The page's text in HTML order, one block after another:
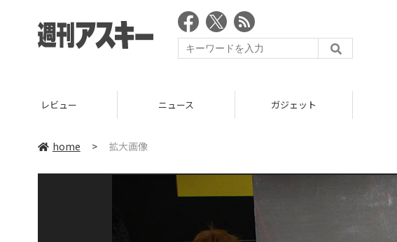
レビュー ニュース ガジェット
home > 拡大画像